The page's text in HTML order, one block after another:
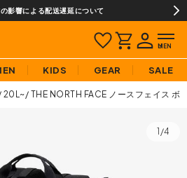
影響による配送遅延について
KIDS GEAR SALE
20L~ THE NORTH FACE ノースフェイス ボ
1/4